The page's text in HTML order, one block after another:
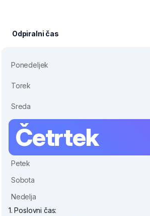
Odpiralni čas
Ponedeljek
Torek
Sreda
Četrtek
Petek
Sobota
Nedelja
1. Poslovni čas: